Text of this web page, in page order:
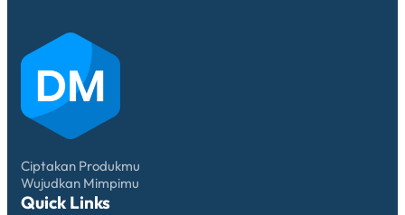
Ciptakan Produkmu
Wujudkan Mimpimu
Quick Links